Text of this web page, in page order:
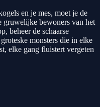
en je mes, moet je de
gruwelijke bewoners van het
beheer de schaarse
monsters die in elke
elke gang fluistert vergeten